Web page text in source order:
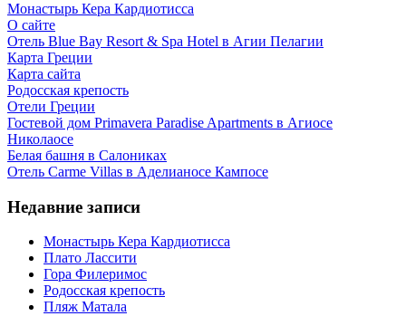
Монастырь Кера Кардиотисса
О сайте
Отель Blue Bay Resort & Spa Hotel в Агии Пелагии
Карта Греции
Карта сайта
Родосская крепость
Отели Греции
Гостевой дом Primavera Paradise Apartments в Агиосе
Николаосе
Белая башня в Салониках
Отель Carme Villas в Аделианосе Кампосе
Недавние записи
Монастырь Кера Кардиотисса
Плато Лассити
Гора Филеримос
Родосская крепость
Пляж Матала